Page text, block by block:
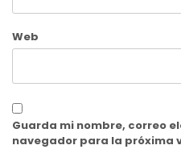
Web
Guarda mi nombre, correo
navegador para la próxima